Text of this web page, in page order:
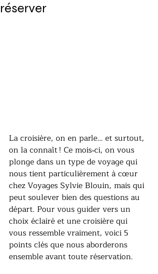
réserver
La croisière, on en parle… et surtout,
on la connaît ! Ce mois‑ci, on vous
plonge dans un type de voyage qui
nous tient particulièrement à cœur
chez Voyages Sylvie Blouin, mais qui
peut soulever bien des questions au
départ. Pour vous guider vers un
choix éclairé et une croisière qui
vous ressemble vraiment, voici 5
points clés que nous aborderons
ensemble avant toute réservation.